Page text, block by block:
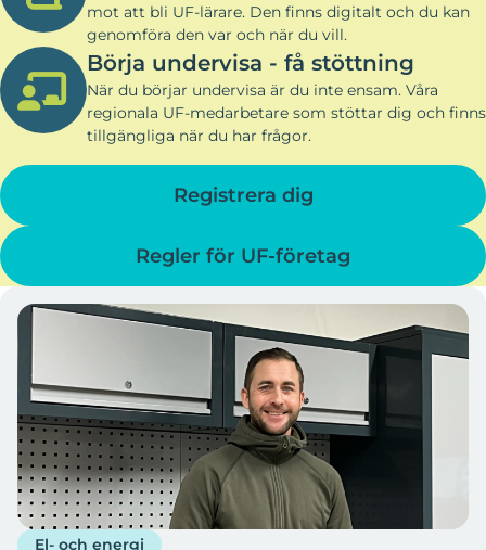
mot att bli UF-lärare. Den finns digitalt och du kan
genomföra den var och när du vill.
Börja undervisa - få stöttning
När du börjar undervisa är du inte ensam. Våra
regionala UF-medarbetare som stöttar dig och finns
tillgängliga när du har frågor.
Registrera dig
Regler för UF-företag
El- och energi